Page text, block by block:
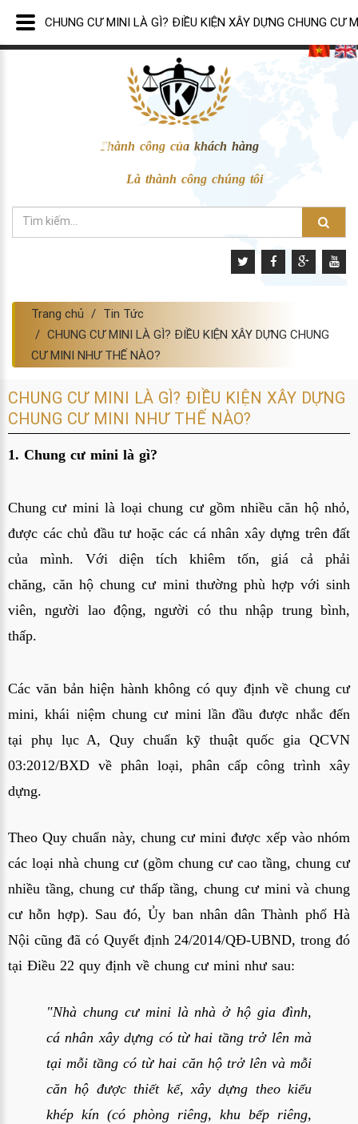
Thành công của khách hàng
Là thành công chúng tôi
Trang chủ
Tin Tức
CHUNG CƯ MINI LÀ GÌ? ĐIỀU KIỆN XÂY DỰNG CHUNG
CƯ MINI NHƯ THẾ NÀO?
CHUNG CƯ MINI LÀ GÌ? ĐIỀU KIỆN XÂY DỰNG
CHUNG CƯ MINI NHƯ THẾ NÀO?
1. Chung cư mini là gì?
Chung cư mini là loại chung cư gồm nhiều căn hộ nhỏ,
được các chủ đầu tư hoặc các cá nhân xây dựng trên đất
của mình. Với diện tích khiêm tốn, giá cả phải
chăng, căn hộ chung cư mini thường phù hợp với sinh
viên, người lao động, người có thu nhập trung bình,
thấp.
Các văn bản hiện hành không có quy định về chung cư
mini, khái niệm chung cư mini lần đầu được nhắc đến
tại phụ lục A,Quy chuẩn kỹ thuật quốc gia QCVN
03:2012/BXD về phân loại, phân cấp công trình xây
dựng.
Theo Quy chuẩn này, chung cư mini được xếp vào nhóm
các loại nhà chung cư (gồm chung cư cao tầng, chung cư
nhiều tầng, chung cư thấp tầng, chung cư mini và chung
cư hỗn hợp). Sau đó, Ủy ban nhân dân Thành phố Hà
Nội cũng đã có Quyết định 24/2014/QĐ-UBND, trong đó
tại Điều 22 quy định về chung cư mini như sau:
"Nhà chung cư mini là nhà ở hộ gia đình,
cá nhân xây dựng có từ hai tầng trở lên mà
tại mỗi tầng có từ hai căn hộ trở lên và mỗi
căn hộ được thiết kế, xây dựng theo kiểu
khép kín (có phòng riêng, khu bếp riêng,
CHUNG CƯ MINI LÀ GÌ? ĐIỀU KIỆN XÂY DỰNG CHUNG CƯ